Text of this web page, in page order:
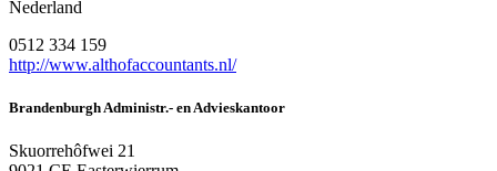
Nederland
0512 334 159
http://www.althofaccountants.nl/
Brandenburgh Administr.- en Advieskantoor
Skuorrehôfwei 21